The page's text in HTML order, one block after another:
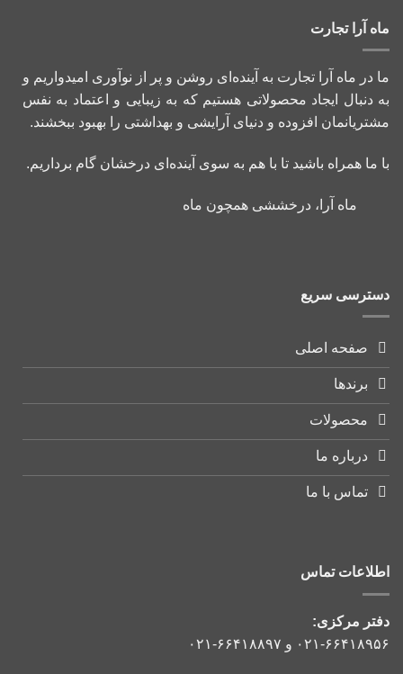
ماه آرا تجارت
ما در ماه آرا تجارت به آینده‌ای روشن و پر از نوآوری امیدواریم و
به دنبال ایجاد محصولاتی هستیم که به زیبایی و اعتماد به نفس
مشتریانمان افزوده و دنیای آرایشی و بهداشتی را بهبود ببخشند.
با ما همراه باشید تا با هم به سوی آینده‌ای درخشان گام برداریم.
ماه آرا، درخششی همچون ماه
دسترسی سریع
صفحه اصلی
برندها
محصولات
درباره ما
تماس با ما
اطلاعات تماس
دفتر مرکزی:
۰۲۱-۶۶۴۱۸۹۵۶ و ۰۲۱-۶۶۴۱۸۸۹۷